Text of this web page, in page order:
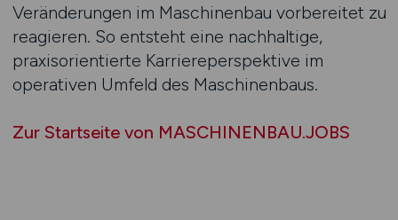
Veränderungen im Maschinenbau vorbereitet zu
reagieren. So entsteht eine nachhaltige,
praxisorientierte Karriereperspektive im
operativen Umfeld des Maschinenbaus.
Zur Startseite von MASCHINENBAU.JOBS